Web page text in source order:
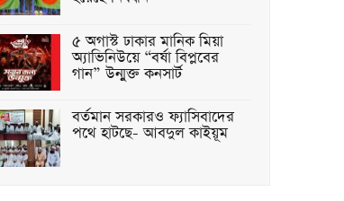
৫ অগাস্ট ঢাকার মানিক মিয়া
অ্যাভিনিউয়ে “বর্ষা বিপ্লবের
গান” উন্মুক্ত কনসার্ট
বর্তমান সরকারও ফ্যাসিবাদের
পথে হাটছে- আবদুল কাইয়ূম